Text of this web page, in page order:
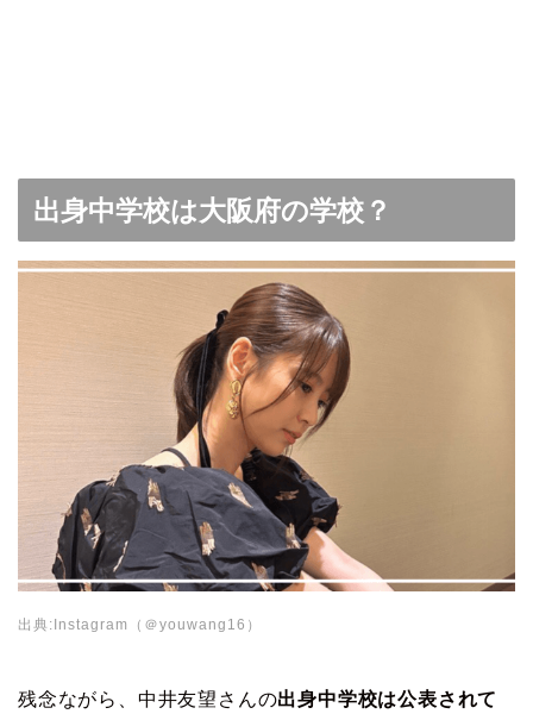
出身中学校は大阪府の学校？
出典:Instagram（＠youwang16）
残念ながら、中井友望さんの出身中学校は公表されて